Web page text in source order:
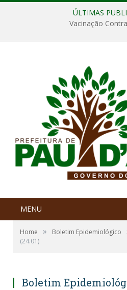
ÚLTIMAS
Vacinação
MENU
Home » Boletim Epidemiológico
(24.01)
Boletim